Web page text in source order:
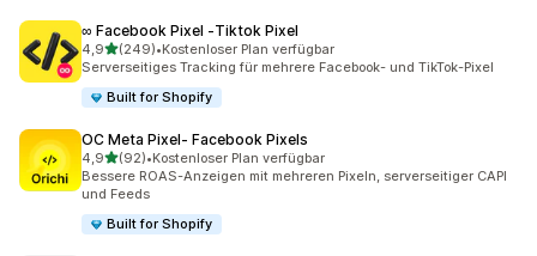
∞ Facebook Pixel ‑Tiktok Pixel
4,9von 5 Sternen
(249)
249 Rezensionen insgesamt
•Kostenloser Plan verfügbar
Serverseitiges Tracking für mehrere Facebook- und TikTok-Pixel
Built for Shopify
OC Meta Pixel‑ Facebook Pixels
4,9von 5 Sternen
(92)
92 Rezensionen insgesamt
•Kostenloser Plan verfügbar
Bessere ROAS-Anzeigen mit mehreren Pixeln, serverseitiger CAPI
und Feeds
Built for Shopify